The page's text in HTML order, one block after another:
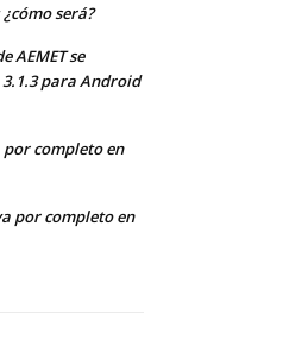
será?
AEMET se
para Android
por completo en
por completo en